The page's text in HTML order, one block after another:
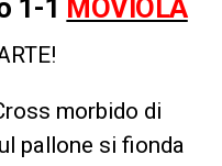
1-1 MOVIOLA
morbido di
pallone si fionda